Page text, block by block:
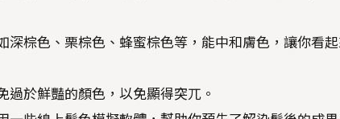
深棕色、栗棕色、蜂蜜棕色等，能中和膚色，讓你看
過於鮮豔的顏色，以免顯得突兀。